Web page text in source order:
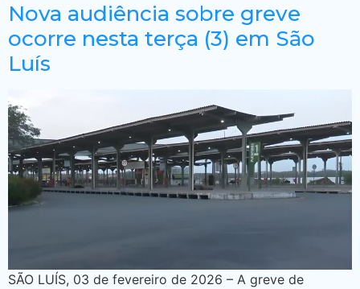
Nova audiência sobre greve
ocorre nesta terça (3) em São
Luís
SÃO LUÍS, 03 de fevereiro de 2026 – A greve de